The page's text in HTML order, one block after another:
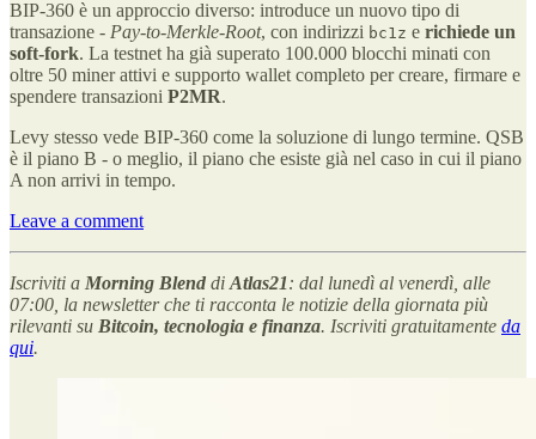
BIP-360 è un approccio diverso: introduce un nuovo tipo di
transazione - Pay-to-Merkle-Root, con indirizzi bc1z e richiede un
soft-fork. La testnet ha già superato 100.000 blocchi minati con
oltre 50 miner attivi e supporto wallet completo per creare, firmare e
spendere transazioni P2MR.
Levy stesso vede BIP-360 come la soluzione di lungo termine. QSB
è il piano B - o meglio, il piano che esiste già nel caso in cui il piano
A non arrivi in tempo.
Leave a comment
Iscriviti a Morning Blend di Atlas21: dal lunedì al venerdì, alle
07:00, la newsletter che ti racconta le notizie della giornata più
rilevanti su Bitcoin, tecnologia e finanza. Iscriviti gratuitamente da
qui.